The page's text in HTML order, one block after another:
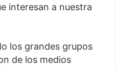
interesan a nuestra
los grandes grupos
de los medios